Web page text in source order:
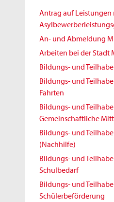
Antrag auf Leistungen
An- und Abmeldung
Arbeiten bei der Stadt
Bildungs- und
Bildungs- und
Fahrten
Bildungs- und
Gemeinschaftliche
Bildungs- und
(Nachhilfe)
Bildungs- und
Schulbedarf
Bildungs- und
Schülerbeförderung